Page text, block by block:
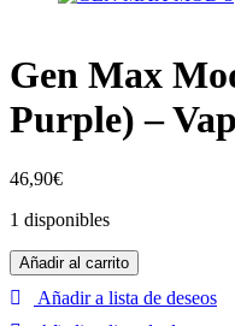
Gen Max
Purple) –
46,90€
1 disponibles
Añadir al carrito
Añadir a lista de deseos